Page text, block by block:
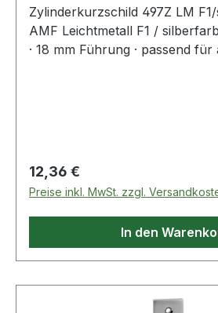
Zylinderkurzschild 497Z LM
AMF Leichtmetall F1 /
· 18 mm Führung · passend für
Eigenschaften: ·
Regulärer Preis:
12,36 €
Preise inkl. MwSt. zzgl.
In den